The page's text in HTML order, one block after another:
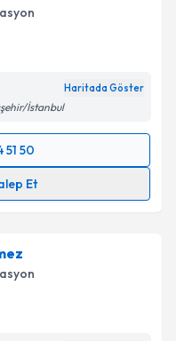
Haritada Göster
İstanbul
51 50
Et
ile bilgilendireceğiz.